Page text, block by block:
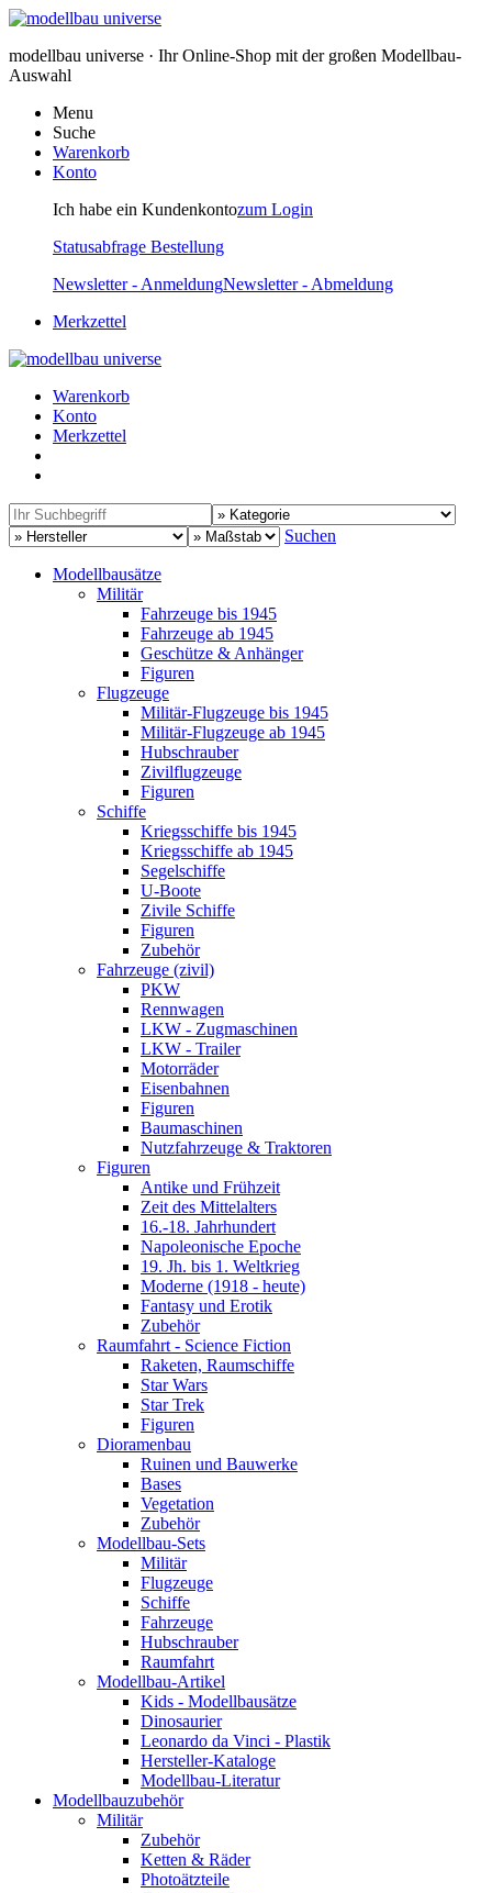
modellbau universe · Ihr Online-Shop mit der großen Modellbau-
Auswahl
Menu
Suche
Warenkorb
Konto
Ich habe ein Kundenkontozum Login
Statusabfrage Bestellung
Newsletter - AnmeldungNewsletter - Abmeldung
Merkzettel
Warenkorb
Konto
Merkzettel
Suchen
Modellbausätze
Militär
Fahrzeuge bis 1945
Fahrzeuge ab 1945
Geschütze & Anhänger
Figuren
Flugzeuge
Militär-Flugzeuge bis 1945
Militär-Flugzeuge ab 1945
Hubschrauber
Zivilflugzeuge
Figuren
Schiffe
Kriegsschiffe bis 1945
Kriegsschiffe ab 1945
Segelschiffe
U-Boote
Zivile Schiffe
Figuren
Zubehör
Fahrzeuge (zivil)
PKW
Rennwagen
LKW - Zugmaschinen
LKW - Trailer
Motorräder
Eisenbahnen
Figuren
Baumaschinen
Nutzfahrzeuge & Traktoren
Figuren
Antike und Frühzeit
Zeit des Mittelalters
16.-18. Jahrhundert
Napoleonische Epoche
19. Jh. bis 1. Weltkrieg
Moderne (1918 - heute)
Fantasy und Erotik
Zubehör
Raumfahrt - Science Fiction
Raketen, Raumschiffe
Star Wars
Star Trek
Figuren
Dioramenbau
Ruinen und Bauwerke
Bases
Vegetation
Zubehör
Modellbau-Sets
Militär
Flugzeuge
Schiffe
Fahrzeuge
Hubschrauber
Raumfahrt
Modellbau-Artikel
Kids - Modellbausätze
Dinosaurier
Leonardo da Vinci - Plastik
Hersteller-Kataloge
Modellbau-Literatur
Modellbauzubehör
Militär
Zubehör
Ketten & Räder
Photoätzteile